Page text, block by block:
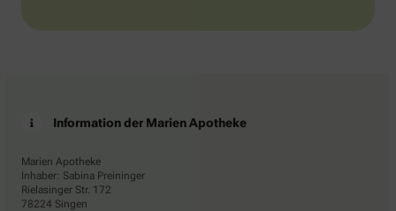
Information der Marien Apotheke
Marien Apotheke
Inhaber: Sabina Preininger
Rielasinger Str. 172
78224 Singen